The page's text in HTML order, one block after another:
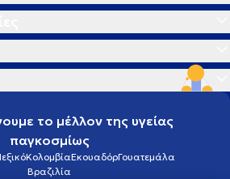
το μέλλον της υγείας
παγκοσμίως
ΚολομβίαΕκουαδόρΓουατεμάλα
Βραζιλία